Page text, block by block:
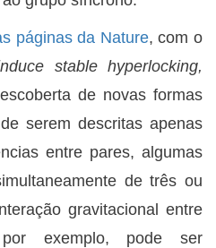
páginas da Nature, com o
stable hyperlocking,
de novas formas
serem descritas apenas
entre pares, algumas
de três ou
gravitacional entre
exemplo, pode ser